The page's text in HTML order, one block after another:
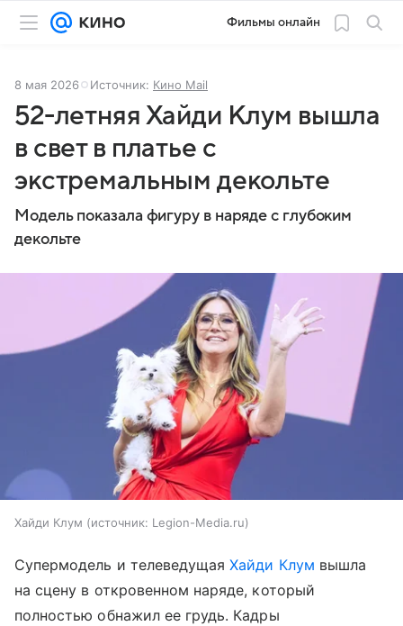
Фильмы онлайн
8 мая 2026 Источник: Кино Mail
52-летняя Хайди Клум вышла
в свет в платье с
экстремальным декольте
Модель показала фигуру в наряде с глубоким
декольте
Хайди Клум источник: Legion-Media.ru
Супермодель и телеведущаяХайди Клум вышла
на сцену в откровенном наряде, который
полностью обнажил ее грудь. Кадры